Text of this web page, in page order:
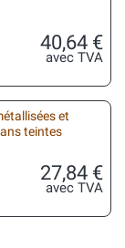
40,64 €
avec TVA
et
teintes
27,84 €
avec TVA